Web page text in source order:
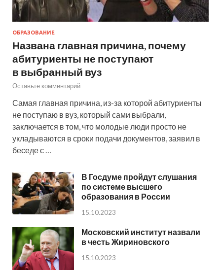
ОБРАЗОВАНИЕ
Названа главная причина, почему
абитуриенты не поступают
в выбранный вуз
Оставьте комментарий
Самая главная причина, из-за которой абитуриенты
не поступаю в вуз, который сами выбрали,
заключается в том, что молодые люди просто не
укладываются в сроки подачи документов, заявил в
беседе с …
В Госдуме пройдут слушания
по системе высшего
образования в России
15.10.2023
Московский институт назвали
в честь Жириновского
15.10.2023